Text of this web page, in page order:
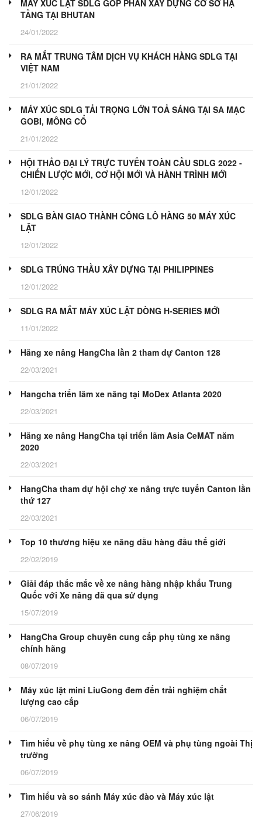
MÁY XÚC LẬT SDLG GÓP PHẦN XÂY DỰNG CƠ SỞ HẠ
TẦNG TẠI BHUTAN
24/01/2022
RA MẮT TRUNG TÂM DỊCH VỤ KHÁCH HÀNG SDLG TẠI
VIỆT NAM
21/01/2022
MÁY XÚC SDLG TẢI TRỌNG LỚN TOẢ SÁNG TẠI SA MẠC
GOBI, MÔNG CỔ
21/01/2022
HỘI THẢO ĐẠI LÝ TRỰC TUYẾN TOÀN CẦU SDLG 2022 -
CHIẾN LƯỢC MỚI, CƠ HỘI MỚI VÀ HÀNH TRÌNH MỚI
12/01/2022
SDLG BÀN GIAO THÀNH CÔNG LÔ HÀNG 50 MÁY XÚC
LẬT
12/01/2022
SDLG TRÚNG THẦU XÂY DỰNG TẠI PHILIPPINES
12/01/2022
SDLG RA MẮT MÁY XÚC LẬT DÒNG H-SERIES MỚI
11/01/2022
Hãng xe nâng HangCha lần 2 tham dự Canton 128
22/03/2021
Hangcha triển lãm xe nâng tại MoDex Atlanta 2020
22/03/2021
Hãng xe nâng HangCha tại triển lãm Asia CeMAT năm
2020
22/03/2021
HangCha tham dự hội chợ xe nâng trực tuyến Canton lần
thứ 127
22/03/2021
Top 10 thương hiệu xe nâng dầu hàng đầu thế giới
22/02/2019
Giải đáp thắc mắc về xe nâng hàng nhập khẩu Trung
Quốc với Xe nâng đã qua sử dụng
15/07/2019
HangCha Group chuyên cung cấp phụ tùng xe nâng
chính hãng
08/07/2019
Máy xúc lật mini LiuGong đem đến trải nghiệm chất
lượng cao cấp
06/07/2019
Tìm hiểu về phụ tùng xe nâng OEM và phụ tùng ngoài Thị
trường
06/07/2019
Tìm hiểu và so sánh Máy xúc đào và Máy xúc lật
27/06/2019